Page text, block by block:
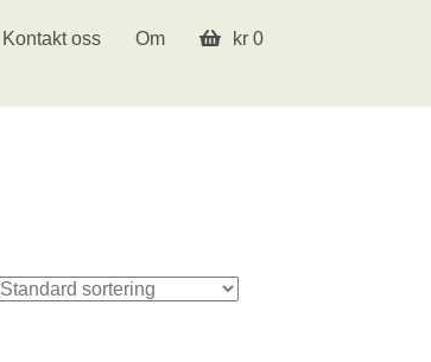
Kontakt oss Om kr0